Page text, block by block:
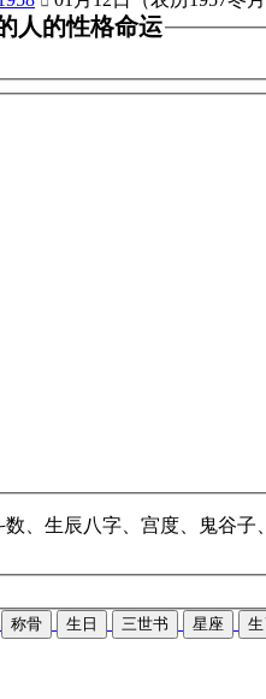
人的性格命运
、生辰八字、宫度、鬼谷子
称骨 生日 三世书 星座 生